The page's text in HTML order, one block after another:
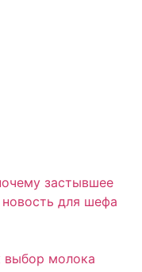
застывшее
для шефа
выбор молока